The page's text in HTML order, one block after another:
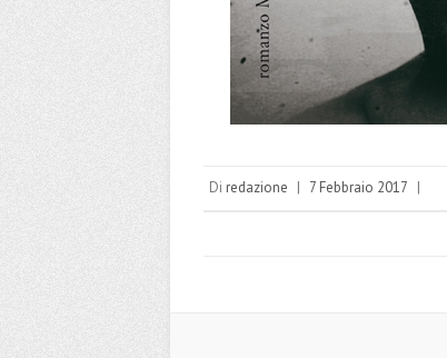
Di redazione | 7 Febbraio 2017 |